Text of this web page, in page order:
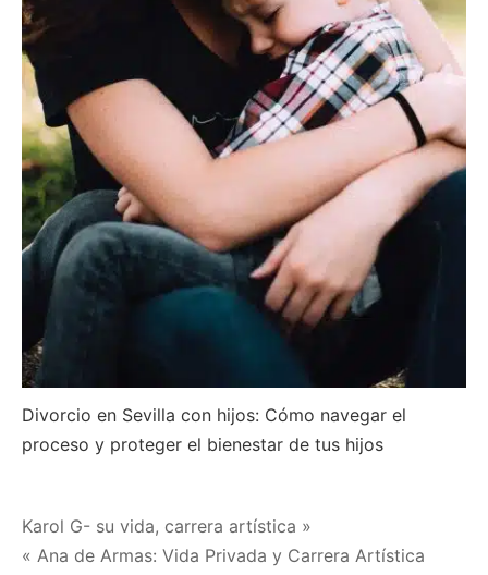
Divorcio en Sevilla con hijos: Cómo navegar el
proceso y proteger el bienestar de tus hijos
Navegación
Karol G- su vida, carrera artística »
« Ana de Armas: Vida Privada y Carrera Artística